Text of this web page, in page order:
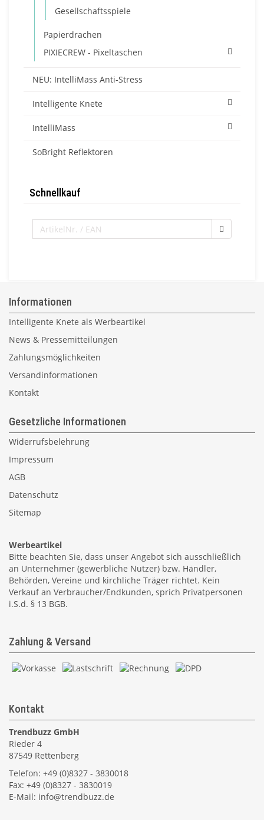
Gesellschaftsspiele
Papierdrachen
PIXIECREW - Pixeltaschen
NEU: IntelliMass Anti-Stress
Intelligente Knete
IntelliMass
SoBright Reflektoren
Schnellkauf
Informationen
Intelligente Knete als Werbeartikel
News & Pressemitteilungen
Zahlungsmöglichkeiten
Versandinformationen
Kontakt
Gesetzliche Informationen
Widerrufsbelehrung
Impressum
AGB
Datenschutz
Sitemap
Werbeartikel
Bitte beachten Sie, dass unser Angebot sich ausschließlich
an Unternehmer (gewerbliche Nutzer) bzw. Händler,
Behörden, Vereine und kirchliche Träger richtet. Kein
Verkauf an Verbraucher/Endkunden, sprich Privatpersonen
i.S.d. § 13 BGB.
Zahlung & Versand
Kontakt
Trendbuzz GmbH
Rieder 4
87549 Rettenberg
Telefon: +49 (0)8327 - 3830018
Fax: +49 (0)8327 - 3830019
E-Mail: info@trendbuzz.de